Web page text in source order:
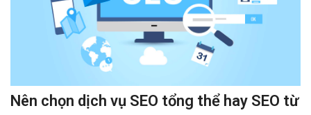
Nên chọn dịch vụ SEO tổng thể hay SEO từ